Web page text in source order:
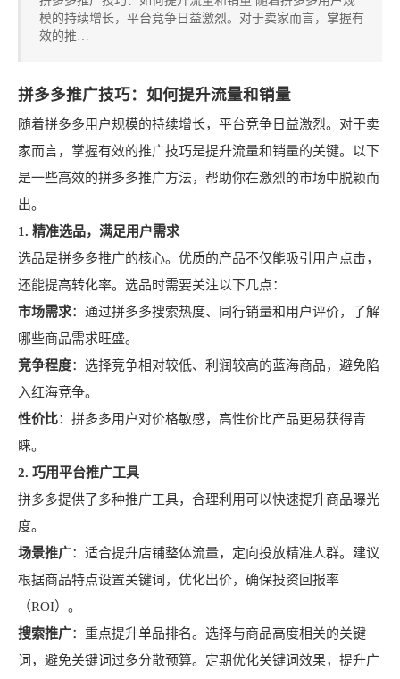
模的持续增长，平台竞争日益激烈。对于卖家而言，掌握有
效的推…
拼多多推广技巧：如何提升流量和销量
随着拼多多用户规模的持续增长，平台竞争日益激烈。对于卖
家而言，掌握有效的推广技巧是提升流量和销量的关键。以下
是一些高效的拼多多推广方法，帮助你在激烈的市场中脱颖而
出。
1. 精准选品，满足用户需求
选品是拼多多推广的核心。优质的产品不仅能吸引用户点击，
还能提高转化率。选品时需要关注以下几点：
市场需求：通过拼多多搜索热度、同行销量和用户评价，了解
哪些商品需求旺盛。
竞争程度：选择竞争相对较低、利润较高的蓝海商品，避免陷
入红海竞争。
性价比：拼多多用户对价格敏感，高性价比产品更易获得青
睐。
2. 巧用平台推广工具
拼多多提供了多种推广工具，合理利用可以快速提升商品曝光
度。
场景推广：适合提升店铺整体流量，定向投放精准人群。建议
根据商品特点设置关键词，优化出价，确保投资回报率
（ROI）。
搜索推广：重点提升单品排名。选择与商品高度相关的关键
词，避免关键词过多分散预算。定期优化关键词效果，提升广